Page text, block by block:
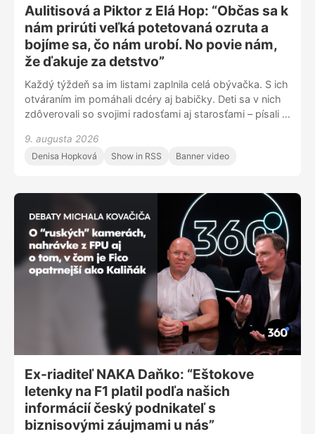
Aulitisová a Piktor z Elá Hop: “Občas sa k
nám prirúti veľká potetovaná ozruta a
bojíme sa, čo nám urobí. No povie nám,
že ďakuje za detstvo”
Každý týždeň sa im listami zaplnila celá obývačka. S ich
otváraním im pomáhali dcéry aj babičky. Deti sa v nich
zdôverovali so svojimi radosťami aj starosťami – písali o
alebo že ich hnevá príliš pomalý brat. Tvorcovia na ich
odkazy odpovedali v každej epizóde relácie a pomáhali
rokov a pre celú jednu generáciu detí sa stali
fenoménom. Reč je o relácii Elá hop, hosťami 360tky
boli manželia Katarína Aulitisová a Ľubomír Piktor.
9. augusta 2026
Denisa Hopková Show in RSS Banner video
Ex-riaditeľ NAKA Daňko: “Eštokove
letenky na F1 platil podľa našich
informácií český podnikateľ s
biznisovými záujmami u nás”